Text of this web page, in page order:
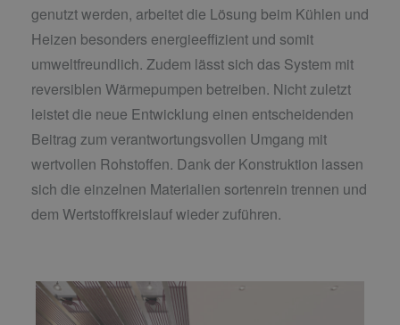
genutzt werden, arbeitet die Lösung beim Kühlen und
Heizen besonders energieeffizient und somit
umweltfreundlich. Zudem lässt sich das System mit
reversiblen Wärmepumpen betreiben. Nicht zuletzt
leistet die neue Entwicklung einen entscheidenden
Beitrag zum verantwortungsvollen Umgang mit
wertvollen Rohstoffen. Dank der Konstruktion lassen
sich die einzelnen Materialien sortenrein trennen und
dem Wertstoffkreislauf wieder zuführen.